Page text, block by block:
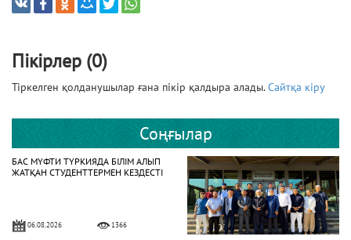
Пікірлер (0)
Тіркелген қолданушылар ғана пікір қалдыра алады.Сайтқа кіру
Соңғылар
БАС МҮФТИ ТҮРКИЯДА БІЛІМ АЛЫП
ЖАТҚАН СТУДЕНТТЕРМЕН КЕЗДЕСТІ
06.08.2026 1366